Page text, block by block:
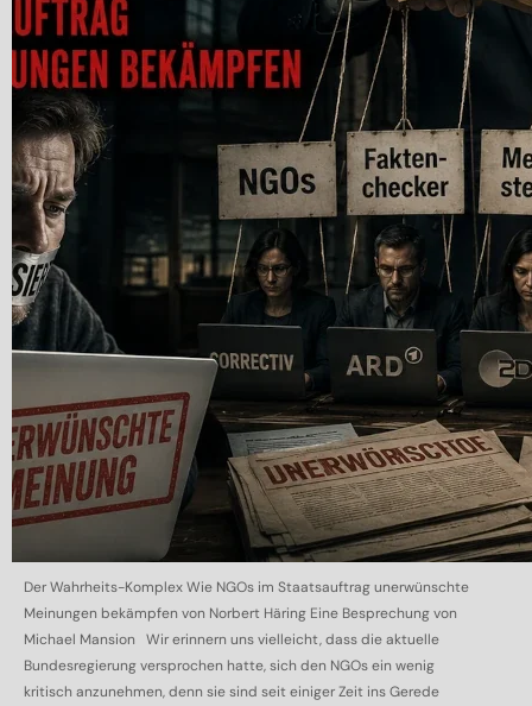
Der Wahrheits-Komplex Wie NGOs im Staatsauftrag unerwünschte
Meinungen bekämpfen von Norbert Häring Eine Besprechung von
Michael Mansion Wir erinnern uns vielleicht, dass die aktuelle
Bundesregierung versprochen hatte, sich den NGOs ein wenig
kritisch anzunehmen, denn sie sind seit einiger Zeit ins Gerede